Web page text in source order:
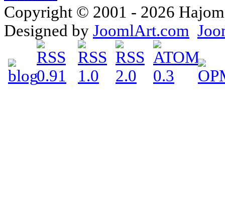
Copyright © 2001 - 2026
Designed by JoomlArt.com